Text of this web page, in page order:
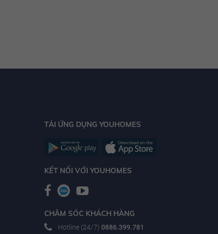
17.88 tỷ
17.94 tỷ
17.98 tỷ
18 tỷ
18.02 tỷ
18.06 tỷ
TẢI ỨNG DỤNG YOUHOMES
KẾT NỐI VỚI YOUHOMES
CHĂM SÓC KHÁCH HÀNG
Hotline (24/7) 0886.399.781